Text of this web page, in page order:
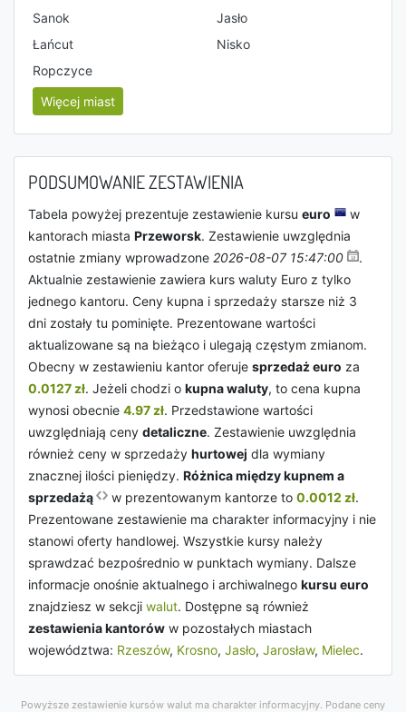
Sanok
Jasło
Łańcut
Nisko
Ropczyce
Więcej miast
PODSUMOWANIE ZESTAWIENIA
Tabela powyżej prezentuje zestawienie kursu euro
w
kantorach miasta Przeworsk. Zestawienie uwzględnia
ostatnie zmiany wprowadzone 2026-08-07 15:47:00
.
Aktualnie zestawienie zawiera kurs waluty Euro z tylko
jednego kantoru. Ceny kupna i sprzedaży starsze niż 3
dni zostały tu pominięte. Prezentowane wartości
aktualizowane są na bieżąco i ulegają częstym zmianom.
Obecny w zestawieniu kantor oferuje sprzedaż euro za
0.0127 zł. Jeżeli chodzi o kupna waluty, to cena kupna
wynosi obecnie 4.97 zł. Przedstawione wartości
uwzględniają ceny detaliczne. Zestawienie uwzględnia
również ceny w sprzedaży hurtowej dla wymiany
znacznej ilości pieniędzy. Różnica między kupnem a
sprzedażą
w prezentowanym kantorze to 0.0012 zł.
Prezentowane zestawienie ma charakter informacyjny i nie
stanowi oferty handlowej. Wszystkie kursy należy
sprawdzać bezpośrednio w punktach wymiany. Dalsze
informacje onośnie aktualnego i archiwalnego kursu euro
znajdziesz w sekcji walut. Dostępne są również
zestawienia kantorów w pozostałych miastach
województwa: Rzeszów, Krosno, Jasło, Jarosław, Mielec.
Powyższe zestawienie kursów walut ma charakter informacyjny. Podane ceny